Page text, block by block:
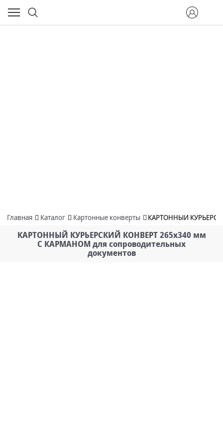
Главная Каталог Картонные конверты КАРТОННЫЙ
КАРТОННЫЙ КУРЬЕРСКИЙ КОНВЕРТ 265х340 мм
С КАРМАНОМ для сопроводительных
документов